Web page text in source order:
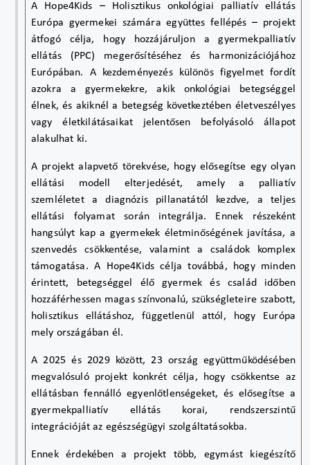
A Hope4Kids – Holisztikus onkológiai palliatív ellátás
Európa gyermekei számára együttes fellépés – projekt
átfogó célja, hogy hozzájáruljon a gyermekpalliatív
ellátás (PPC) megerősítéséhez és harmonizációjához
Európában. A kezdeményezés különös figyelmet fordít
azokra a gyermekekre, akik onkológiai betegséggel
élnek, és akiknél a betegség következtében életveszélyes
vagy életkilátásaikat jelentősen befolyásoló állapot
alakulhat ki.
A projekt alapvető törekvése, hogy elősegítse egy olyan
ellátási modell elterjedését, amely a palliatív
szemléletet a diagnózis pillanatától kezdve, a teljes
ellátási folyamat során integrálja. Ennek részeként
hangsúlyt kap a gyermekek életminőségének javítása, a
szenvedés csökkentése, valamint a családok komplex
támogatása. A Hope4Kids célja továbbá, hogy minden
érintett, betegséggel élő gyermek és család időben
hozzáférhessen magas színvonalú, szükségleteire szabott,
holisztikus ellátáshoz, függetlenül attól, hogy Európa
mely országában él.
A 2025 és 2029 között, 23 ország együttműködésében
megvalósuló projekt konkrét célja, hogy csökkentse az
ellátásban fennálló egyenlőtlenségeket, és elősegítse a
gyermekpalliatív ellátás korai, rendszerszintű
integrációját az egészségügyi szolgáltatásokba.
Ennek érdekében a projekt több, egymást kiegészítő